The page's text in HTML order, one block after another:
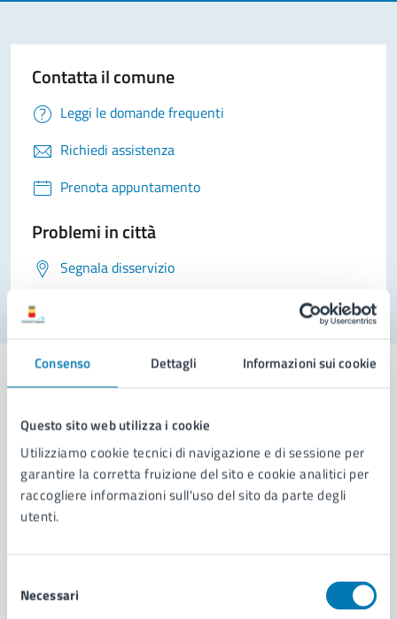
Consenso Dettagli Informazioni sui cookie
Questo sito web utilizza i cookie
Utilizziamo cookie tecnici di navigazione e di sessione per
garantire la corretta fruizione del sito e cookie analitici per
raccogliere informazioni sull'uso del sito da parte degli
utenti.
delNecessari
Contatta il comune
Leggi le domande frequenti
Richiedi assistenza
Prenota appuntamento
Problemi in città
Segnala disservizio
Comune di Napoli
AMMINISTRAZIONE
Aree amministrative
Uffici
Enti e fondazioni